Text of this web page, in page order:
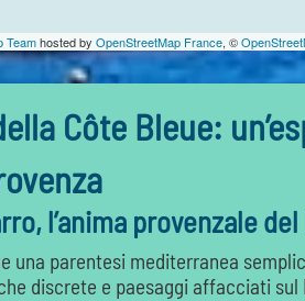
Teamhosted byOpenStreetMap France, ©
Côte Bleue:
l’anima provenzale
una parentesi mediterranea
discrete e paesaggi affacciati sul